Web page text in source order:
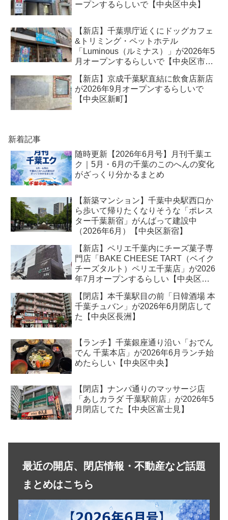
ープンするらしいで【中央区中央】
【新店】千葉県庁近くにドッグカフェ
&トリミング・ペットホテル
「Luminous（ルミナス）」が2026年5
月オープンするらしいで【中央区市場
【新店】京成千葉駅直結に飲食店新店
が2026年9月オープンするらしいで
【中央区新町】
新着記事
随時更新【2026年6月号】月刊千葉エ
ク｜5月・6月の千葉のこのへんの変化
がざっくり分かるまとめ
【新築マンション】千葉中央駅西口か
ら歩いて帰りたくなりそうな「ポレス
ター千葉新宿」がんばって建設中
（2026年6月）【中央区新宿】
【新店】ペリエ千葉内にチーズ菓子専
門店「BAKE CHEESE TART（ベイク
チーズタルト）ペリエ千葉店」が2026
年7月オープンするらしい【中央区新
【閉店】本千葉駅目の前「日韓酒場 本
千葉チュバン」が2026年6月閉店して
た【中央区長洲】
【ランチ】千葉銀座通り沿い「おでん
でん 千葉本店」が2026年6月ランチ始
めたらしい【中央区中央】
【閉店】ナンパ通りのマッサージ店
「あしカラダ 千葉駅前店」が2026年5
月閉店してた【中央区富士見】
最近の開店、閉店情報・不動産など話題
まとめはこちら